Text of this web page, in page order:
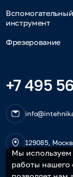
Мы
работы нашего
Вспомогательный
инструмент
Фрезерование
+7 495
129085,